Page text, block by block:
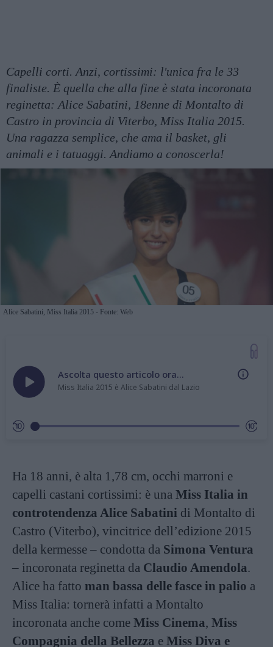
Capelli corti. Anzi, cortissimi: l'unica fra le 33
finaliste. È quella che alla fine è stata incoronata
reginetta: Alice Sabatini, 18enne di Montalto di
Castro in provincia di Viterbo, Miss Italia 2015.
Una ragazza semplice, che ama il basket, gli
animali e i tatuaggi. Andiamo a conoscerla!
Alice Sabatini, Miss Italia 2015 - Fonte: Web
Ascolta questo articolo ora...
Miss Italia 2015 è Alice Sabatini dal Lazio
Ha 18 anni, è alta 1,78 cm, occhi marroni e
capelli castani cortissimi: è una Miss Italia in
controtendenza Alice Sabatini di Montalto di
Castro (Viterbo), vincitrice dell’edizione 2015
della kermesse – condotta da Simona Ventura
– incoronata reginetta da Claudio Amendola.
Alice ha fatto man bassa delle fasce in palio a
Miss Italia: tornerà infatti a Montalto
incoronata anche come Miss Cinema, Miss
Compagnia della Bellezza e Miss Diva e